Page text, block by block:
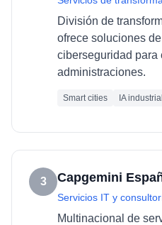
División de
ofrece soluciones
ciberseguridad para
administraciones.
Smart cities IA industrial
3 Capgemini
Servicios IT y
Multinacional de